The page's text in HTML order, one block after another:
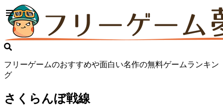
フリーゲームのおすすめや面白い名作の無料ゲームランキン
グ
さくらんぼ戦線